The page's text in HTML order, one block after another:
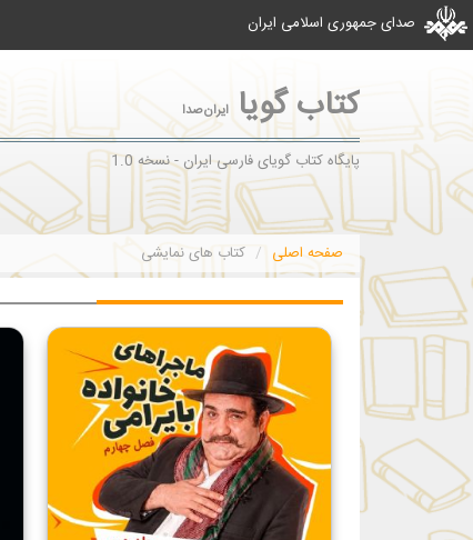
صدای جمهوری اسلامی ایران
کتاب گویا ایران‌صدا
پایگاه کتاب گویای فارسی ایران - نسخه 1.0
صفحه اصلی کتاب های نمایشی